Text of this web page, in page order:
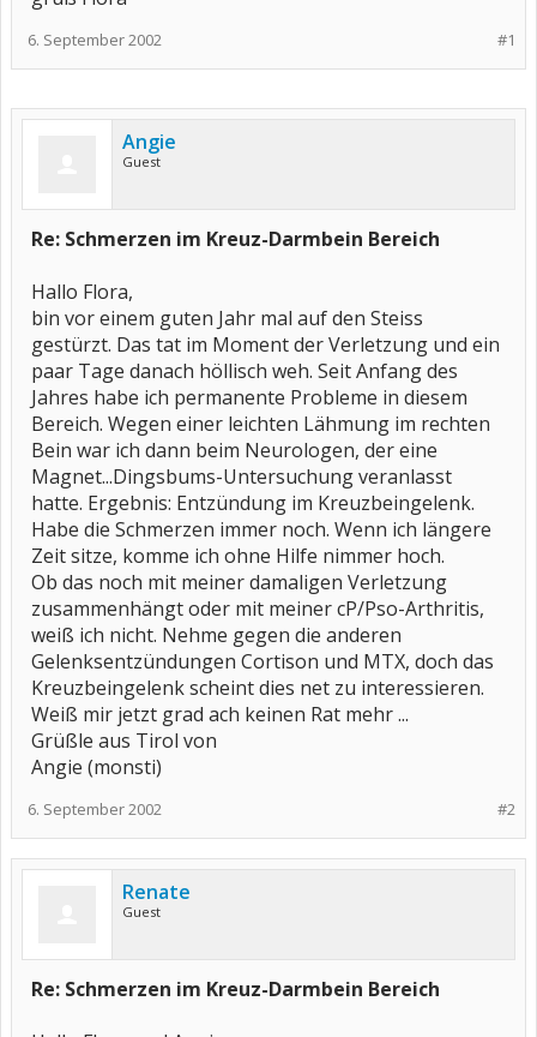
#1
6. September 2002
Angie
Guest
Re: Schmerzen im Kreuz-Darmbein Bereich
Hallo Flora,
bin vor einem guten Jahr mal auf den Steiss
gestürzt. Das tat im Moment der Verletzung und ein
paar Tage danach höllisch weh. Seit Anfang des
Jahres habe ich permanente Probleme in diesem
Bereich. Wegen einer leichten Lähmung im rechten
Bein war ich dann beim Neurologen, der eine
Magnet...Dingsbums-Untersuchung veranlasst
hatte. Ergebnis: Entzündung im Kreuzbeingelenk.
Habe die Schmerzen immer noch. Wenn ich längere
Zeit sitze, komme ich ohne Hilfe nimmer hoch.
Ob das noch mit meiner damaligen Verletzung
zusammenhängt oder mit meiner cP/Pso-Arthritis,
weiß ich nicht. Nehme gegen die anderen
Gelenksentzündungen Cortison und MTX, doch das
Kreuzbeingelenk scheint dies net zu interessieren.
Weiß mir jetzt grad ach keinen Rat mehr ...
Grüßle aus Tirol von
Angie (monsti)
#2
6. September 2002
Renate
Guest
Re: Schmerzen im Kreuz-Darmbein Bereich